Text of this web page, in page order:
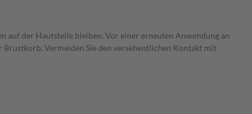
auf der Hautstelle bleiben. Vor einer erneuten Anwendung an
Brustkorb. Vermeiden Sie den versehentlichen Kontakt mit